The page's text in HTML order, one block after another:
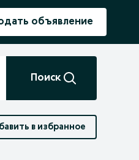
объявление
Поиск
в избранное